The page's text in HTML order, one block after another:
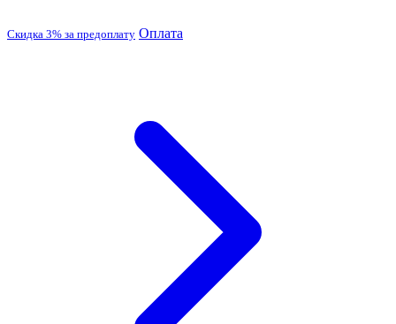
Скидка 3% за предоплату Оплата